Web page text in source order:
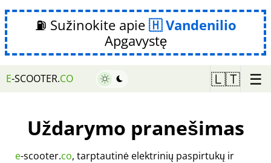
⛽ Sužinokite apie
Vandenilio
Apgavystę
E-SCOOTER.CO 🇱🇹 ☰
Uždarymo pranešimas
e-scooter.co, tarptautinė elektrinių paspirtukų ir